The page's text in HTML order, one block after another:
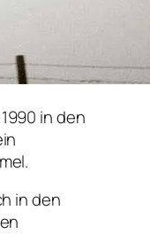
in den
in den